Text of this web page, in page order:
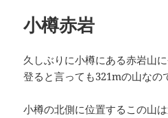
小樽赤岩
久しぶりに小樽にある赤岩山に
登ると言っても321mの山なの
小樽の北側に位置するこの山